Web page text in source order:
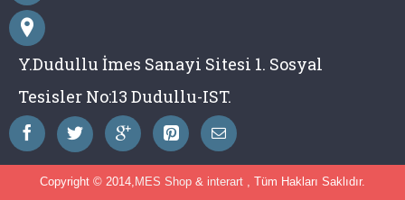
Y.Dudullu İmes Sanayi Sitesi 1. Sosyal
Tesisler No:13 Dudullu-IST.
Copyright © 2014, MES Shop & interart , Tüm Hakları Saklıdır.